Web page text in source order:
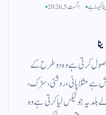
کیسا ہے
اگست 5, 2026
کرتی ہے وہ دو طرح کے
ہے مثلا پانی ، روشنی ، سڑک ،
جو ٹیکس لیا کرتی ہے وہ